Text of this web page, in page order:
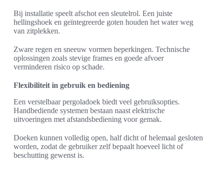
Bij installatie speelt afschot een sleutelrol. Een juiste
hellingshoek en geïntegreerde goten houden het water weg
van zitplekken.
Zware regen en sneeuw vormen beperkingen. Technische
oplossingen zoals stevige frames en goede afvoer
verminderen risico op schade.
Flexibiliteit in gebruik en bediening
Een verstelbaar pergoladoek biedt veel gebruiksopties.
Handbediende systemen bestaan naast elektrische
uitvoeringen met afstandsbediening voor gemak.
Doeken kunnen volledig open, half dicht of helemaal gesloten
worden, zodat de gebruiker zelf bepaalt hoeveel licht of
beschutting gewenst is.